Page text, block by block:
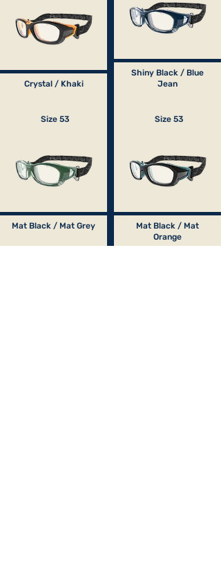
Crystal / Khaki
Size 53
Mat Black / Mat Grey
Shiny Black / Blue
Jean
Size 53
Mat Black / Mat
Orange